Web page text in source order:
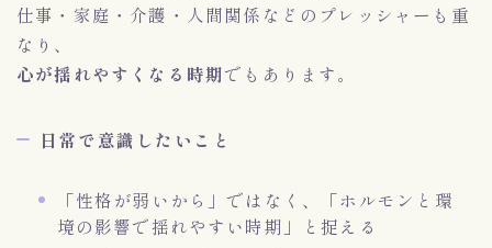
仕事・家庭・介護・人間関係などのプレッシャーも重
なり、
心が揺れやすくなる時期でもあります。
日常で意識したいこと
「性格が弱いから」ではなく、「ホルモンと環
境の影響で揺れやすい時期」と捉える